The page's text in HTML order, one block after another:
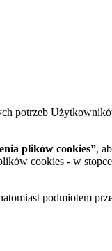
potrzeb
plików cookies”,
cookies - w
podmiotem